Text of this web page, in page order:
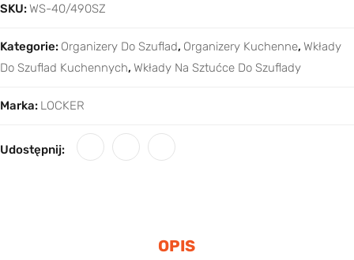
SKU: WS-40/490SZ
Kategorie: Organizery Do Szuflad, Organizery Kuchenne, Wkłady
Do Szuflad Kuchennych, Wkłady Na Sztućce Do Szuflady
Marka: LOCKER
Udostępnij:
OPIS